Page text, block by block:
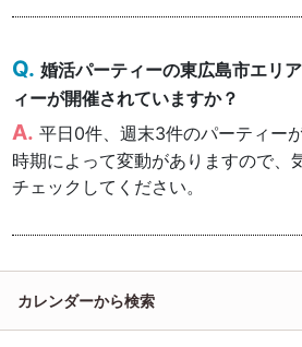
婚活パーティーの東広島市エリ
ィーが開催されていますか？
平日0件、週末3件のパーティー
時期によって変動がありますので、
チェックしてください。
カレンダーから検索